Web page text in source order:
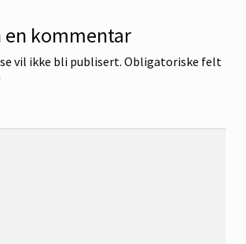
en kommentar
vil ikke bli publisert. Obligatoriske felt